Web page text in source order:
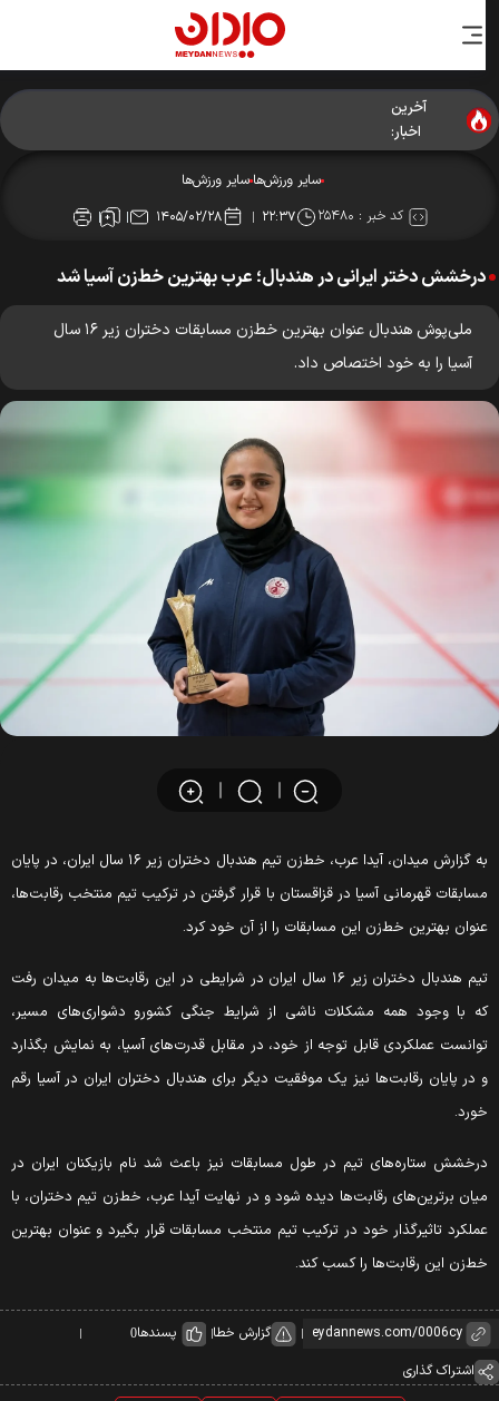
آخرین
اخبار:
سایر ورزش‌هاسایر ورزش‌ها
کد خبر : ۲۵۴۸۰ ۲۲:۳۷ ۱۴۰۵/۰۲/۲۸
درخشش دختر ایرانی در هندبال؛ عرب بهترین خط‌زن آسیا شد
ملی‌پوش هندبال عنوان بهترین خط‌زن مسابقات دختران زیر ۱۶ سال
آسیا را به خود اختصاص داد.
به گزارش میدان، آیدا عرب، خط‌‌زن تیم هندبال دختران زیر ۱۶ سال ایران، در پایان
قهرمانی آسیا در قزاقستان با قرار گرفتن در ترکیب تیم منتخب رقابت‌ها،
بهترین خط‌زن این مسابقات را از آن خود کرد.
تیم هندبال دختران زیر ۱۶ سال ایران در شرایطی در این رقابت‌ها به میدان رفت
با وجود همه مشکلات ناشی از شرایط جنگی کشورو دشواری‌های مسیر،
عملکردی قابل توجه از خود، در مقابل قدرت‌های آسیا، به نمایش بگذارد
در پایان رقابت‌ها نیز یک موفقیت دیگر برای هندبال دختران ایران در آسیا رقم
ستاره‌های تیم در طول مسابقات نیز باعث شد نام بازیکنان ایران در
برترین‌های رقابت‌ها دیده شود و در نهایت آیدا عرب، خط‌زن تیم دختران، با
تاثیرگذار خود در ترکیب تیم منتخب مسابقات قرار بگیرد و عنوان بهترین
این رقابت‌ها را کسب کند.
گزارش خطا پسندها0
اشتراک گذاری